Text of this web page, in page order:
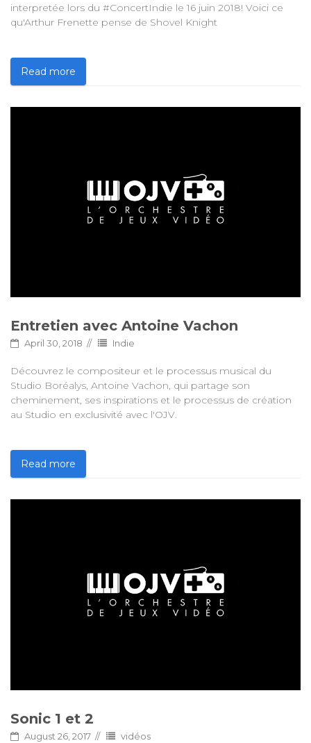
interpretée lors du #ConcertIndie le 16 juin 2018! Voici ce
qu'Arthur Frenette pense de Shovel Knight
Read more
Entretien avec Antoine Vachon
April 30, 2018 Indie
Découvrez le compositeur et le processus musical du
Studio Boréalys, Antoine Vachon, qui partage son
cheminement, ses inspirations et le processus de création
au Studio en exclusivité avec l'OJV.
Read more
Sonic 1 et 2
August 26, 2017 vidéos